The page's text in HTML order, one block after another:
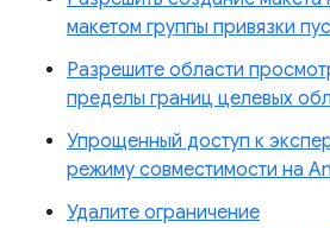
макетом группы привязки
Разрешите области
пределы границ целевых
Упрощенный доступ к
режиму совместимости на
Удалите ограничение